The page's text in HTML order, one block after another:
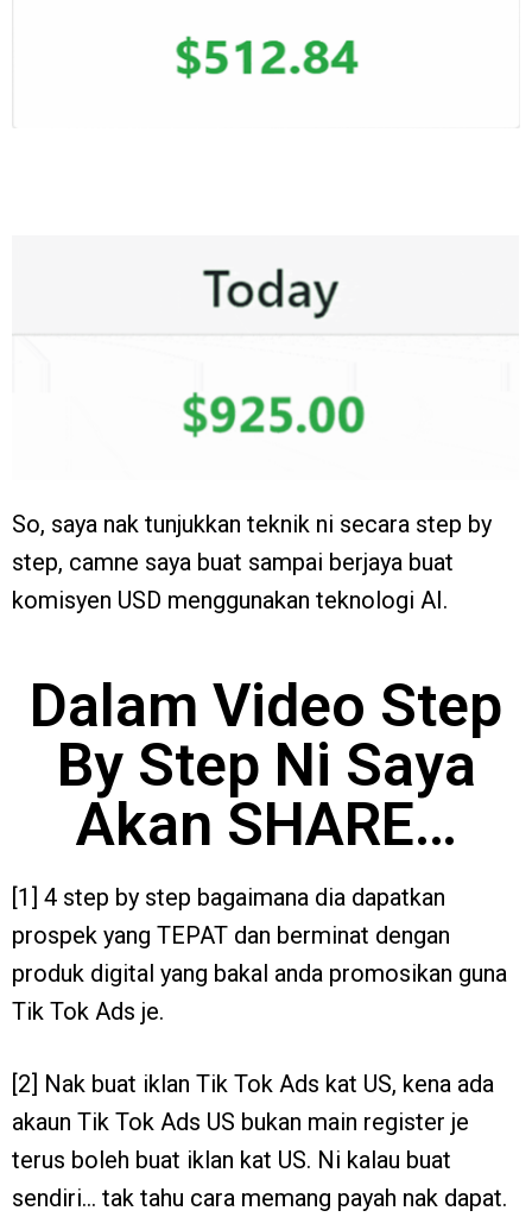
So, saya nak tunjukkan teknik ni secara step by
step, camne saya buat sampai berjaya buat
komisyen USD menggunakan teknologi AI.
Dalam Video Step
By Step Ni Saya
Akan SHARE…
[1] 4 step by step bagaimana dia dapatkan
prospek yang TEPAT dan berminat dengan
produk digital yang bakal anda promosikan guna
Tik Tok Ads je.
[2] Nak buat iklan Tik Tok Ads kat US, kena ada
akaun Tik Tok Ads US bukan main register je
terus boleh buat iklan kat US. Ni kalau buat
sendiri… tak tahu cara memang payah nak dapat.